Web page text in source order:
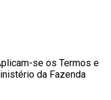
se os Termos e
da Fazenda